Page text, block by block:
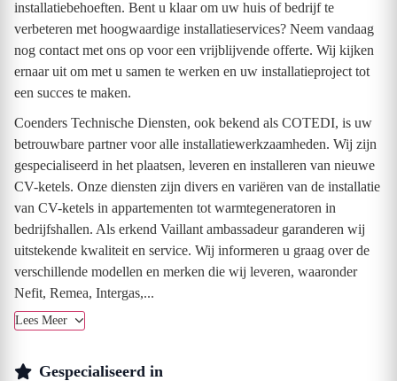
installatiebehoeften. Bent u klaar om uw huis of bedrijf te
verbeteren met hoogwaardige installatieservices? Neem vandaag
nog contact met ons op voor een vrijblijvende offerte. Wij kijken
ernaar uit om met u samen te werken en uw installatieproject tot
een succes te maken.
Coenders Technische Diensten, ook bekend als COTEDI, is uw
betrouwbare partner voor alle installatiewerkzaamheden. Wij zijn
gespecialiseerd in het plaatsen, leveren en installeren van nieuwe
CV-ketels. Onze diensten zijn divers en variëren van de installatie
van CV-ketels in appartementen tot warmtegeneratoren in
bedrijfshallen. Als erkend Vaillant ambassadeur garanderen wij
uitstekende kwaliteit en service. Wij informeren u graag over de
verschillende modellen en merken die wij leveren, waaronder
Nefit, Remea, Intergas,...
Lees Meer
Gespecialiseerd in